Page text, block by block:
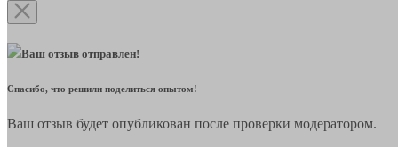
Ваш отзыв отправлен!
Спасибо, что решили поделиться опытом!
Ваш отзыв будет опубликован после проверки модератором.